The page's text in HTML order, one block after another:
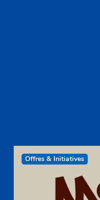
Offres & Initiatives